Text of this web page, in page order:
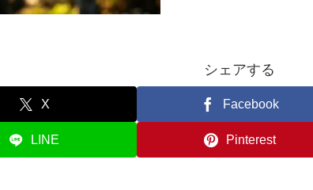
シェアする
X Facebook
LINE Pinterest